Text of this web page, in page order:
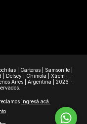
| Carteras | Samsonite |
Delsey | Chimola | Xtrem |
Aires | Argentina | 2026 -
ingresá acá.